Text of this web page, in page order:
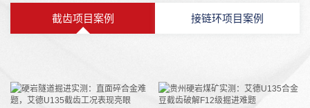
截齿项目案例 接链环项目案例